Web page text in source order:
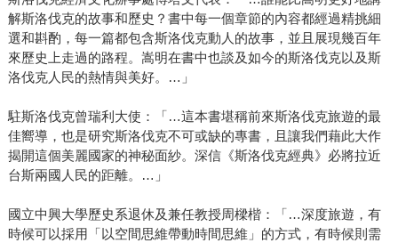
解斯洛伐克的故事和歷史？書中每一個章節的內容都經過精挑細
選和斟酌，每一篇都包含斯洛伐克動人的故事，並且展現幾百年
來歷史上走過的路程。嵩明在書中也談及如今的斯洛伐克以及斯
洛伐克人民的熱情與美好。…」
駐斯洛伐克曾瑞利大使：「…這本書堪稱前來斯洛伐克旅遊的最
佳嚮導，也是研究斯洛伐克不可或缺的專書，且讓我們藉此大作
揭開這個美麗國家的神秘面紗。深信《斯洛伐克經典》必將拉近
台斯兩國人民的距離。…」
國立中興大學歷史系退休及兼任教授周樑楷：「…深度旅遊，有
時候可以採用「以空間思維帶動時間思維」的方式，有時候則需